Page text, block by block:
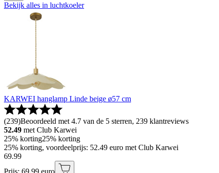
Bekijk alles in luchtkoeler
KARWEI hanglamp Linde beige ø57 cm
(239)Beoordeeld met 4.7 van de 5 sterren, 239 klantreviews
52.49 met Club Karwei
25% korting25% korting
25% korting, voordeelprijs: 52.49 euro met Club Karwei
69.99
Prijs: 69.99 euro